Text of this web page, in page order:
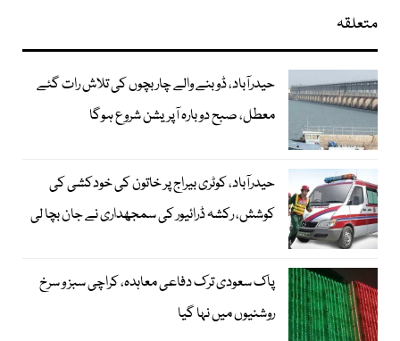
متعلقہ
حیدرآباد، ڈوبنے والے چار بچوں کی تلاش رات گئے
معطل، صبح دوبارہ آپریشن شروع ہوگا
حیدرآباد، کوٹری بیراج پر خاتون کی خودکشی کی
کوشش، رکشہ ڈرائیور کی سمجھداری نے جان بچا لی
پاک سعودی ترک دفاعی معاہدہ، کراچی سبز و سرخ
روشنیوں میں نہا گیا